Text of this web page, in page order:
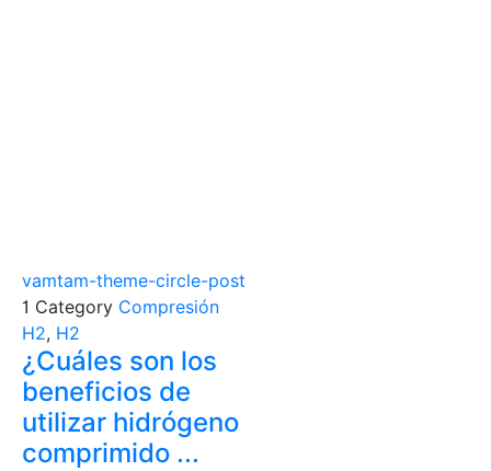
vamtam-theme-circle-post
 Category Compresión
H2, H2
¿Cuáles son los
beneficios de
utilizar hidrógeno
comprimido ...